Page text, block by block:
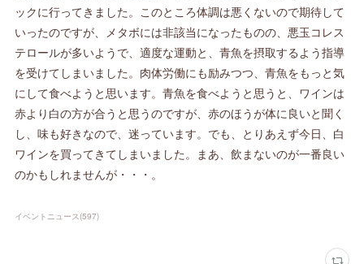
ックに行ってきました。このところ体調は悪くないので期待して
いったのですが、メタボには非該当になったものの、悪玉コレス
テロールが多いようで、適度な運動と、青魚を摂取するよう指導
を受けてしまいました。肉体労働にも励みつつ、青魚をもっと気
にして食べようと思います。青魚を食べようと思うと、ワインは
赤より白の方が合うと思うのですが、赤のほうが体に良いと聞く
し、味も好きなので、迷っています。でも、とりあえず今日、白
ワインを買ってきてしまいました。まあ、飲まないのが一番良い
のかもしれませんが・・・。
イベントニュース(597)